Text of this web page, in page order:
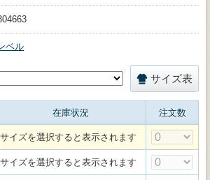
ベル
サイズ表
在庫状況 注文数
サイズを選択すると表示されます
サイズを選択すると表示されます